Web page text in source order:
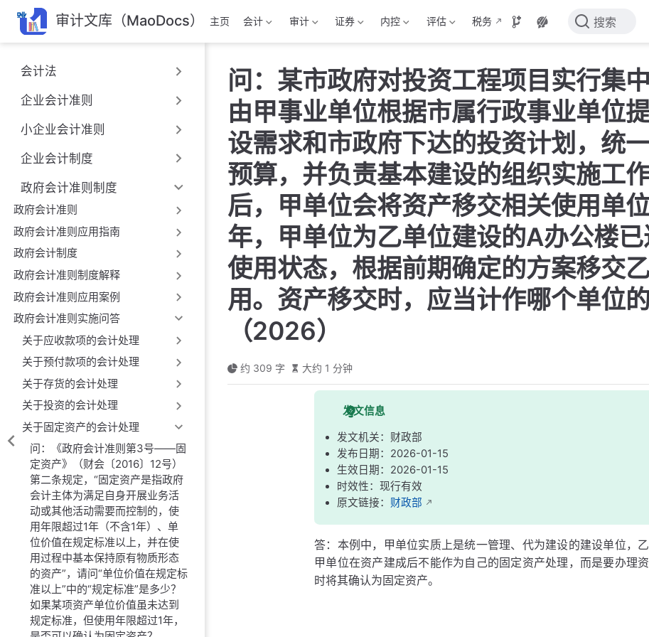
跳
至
主
內
容
审计文库（MaoDocs） 主页 会计 审计 证券 内控 评估 税务 搜索
会计法
企业会计准则
小企业会计准则
企业会计制度
政府会计准则制度
政府会计准则
政府会计准则应用指南
政府会计制度
政府会计准则制度解释
政府会计准则应用案例
政府会计准则实施问答
关于应收款项的会计处理
关于预付款项的会计处理
关于存货的会计处理
关于投资的会计处理
关于固定资产的会计处理
问：《政府会计准则第3号——固
定资产》（财会〔2016〕12号）
第二条规定，“固定资产是指政府
会计主体为满足自身开展业务活
动或其他活动需要而控制的，使
用年限超过1年（不含1年）、单
位价值在规定标准以上，并在使
用过程中基本保持原有物质形态
的资产”，请问“单位价值在规定标
准以上”中的“规定标准”是多少？
如果某项资产单位价值虽未达到
规定标准，但使用年限超过1年，
问：某市政府对投资工程项目实行集中
由甲事业单位根据市属行政事业单位
设需求和市政府下达的投资计划，统
预算，并负责基本建设的组织实施工
后，甲单位会将资产移交相关使用单
年，甲单位为乙单位建设的A办公楼
使用状态，根据前期确定的方案移交
用。资产移交时，应当计作哪个单位
（2026）
约 309 字 大约 1 分钟
发文信息
发文机关：财政部
发布日期：2026-01-15
生效日期：2026-01-15
时效性：现行有效
原文链接： 财政部
答：本例中，甲单位实质上是统一管理、代为建设的建设单位，
甲单位在资产建成后不能作为自己的固定资产处理，而是要办理
时将其确认为固定资产。